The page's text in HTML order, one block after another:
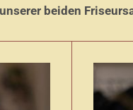
beiden